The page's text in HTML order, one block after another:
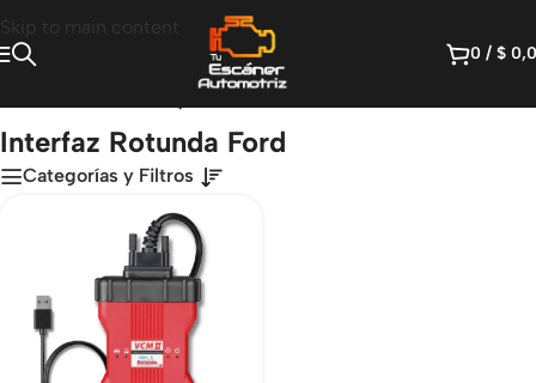
Skip to main content
0 / $
Interfaz Rotunda Ford
Categorías y Filtros